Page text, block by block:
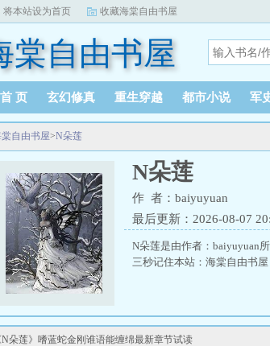
将本站设为首页 收藏海棠自由书屋
棠自由书屋
首 页 玄幻修真 重生穿越 都市小说 军
自由书屋>N朵莲
N朵莲
作 者：baiyuyuan
最后更新：2026-08-07
N朵莲是由作者：baiyuyuan
三秒记住本站：海棠自由书
N朵莲》嗜蓝蛇金刚谁语能缠绵最新章节试读